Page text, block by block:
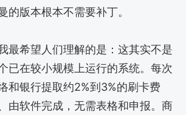
的版本根本不需要补丁。
最希望人们理解的是：这其实不是
已在较小规模上运行的系统。每次
和银行提取约2%到3%的刷卡费
软件完成，无需表格和申报。商